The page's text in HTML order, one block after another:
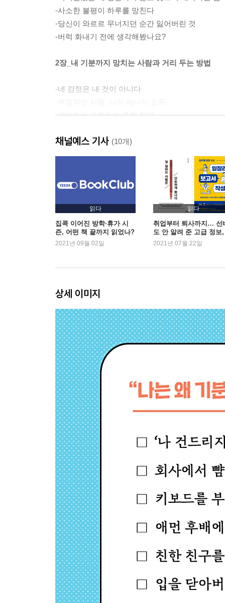
-사소한 불평이 하루를 망친다
-당신이 와르르 무너지던 순간 잃어버린 것
-버럭 화내기 전에 생각해봤나요?
2장_내 기분까지 망치는 사람과 거리 두는 방법
-네 감정은 내 것이 아니다
-막말하는 사람들의 흔한 착각
-“괜찮아, 그건 아주 자연스러운 감정이야.”
3장_ 기분을 내 편으로 만들면 인생이 달라진다
-자세를 바꾸는 것만으로 기분이 바뀐다
-나쁜 생각이 내 마음을 지옥으로 만든다
-소중한 친구에게 하는 말을 나 자신에게도
-강의실을 눈물바다로 만든 수업
4장_우리가 감정에 대해 오해하는 것들
-우울증 환자에게 “운동하라”는 조언이 무례한 이유
-할리우드 배우는 왜 죄책감에 시달렸을까
-기쁨도 슬픔도 생각보다 오래가지 않는다
-낙관적인 사람은 항상 같은 곳에서 넘어진다
-감정을 계속 억누르다 보면 생기는 일
5장_나쁜 감정으로부터 나를 지키는 연습
-불안감: 지나치게 깊이 생각하지 않아야 나를 지킨
-나쁜 기억: 상처는 살아가는 힘이 된다
-허영심: 허세 부리는 사람들이 숨기고 있는 것들
-질투심: 친구를 질투하는 내가 미워질 때
-후회: 후회를 인생의 무기로 바꾸는 기술
-감정적 허기: 기분이 나빠지면 폭식하는 이유
-분노1: 인간관계가 좋아지는 분노 활용법
-분노2: 사람은 화를 낼 때 진짜 모습을 드러낸다
-가면성 우울증: 즐겁고 행복한 척 연기하고 있는
채널예스 기사 (10개)
읽다
집콕 이어진 방학·휴가 시
즌, 어떤 책 끝까지 읽었나?
2021년 09월 02일
읽다
취업부터 퇴사까지… 선
도 안 알려 준 고급 정보,
'책'에서 찾는 MZ세대
2021년 07월 22일
상세 이미지